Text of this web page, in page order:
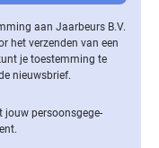
aan Jaarbeurs B.V.
het verzenden van een
je toestemming te
nieuwsbrief.
jouw per­soons­ge­ge­